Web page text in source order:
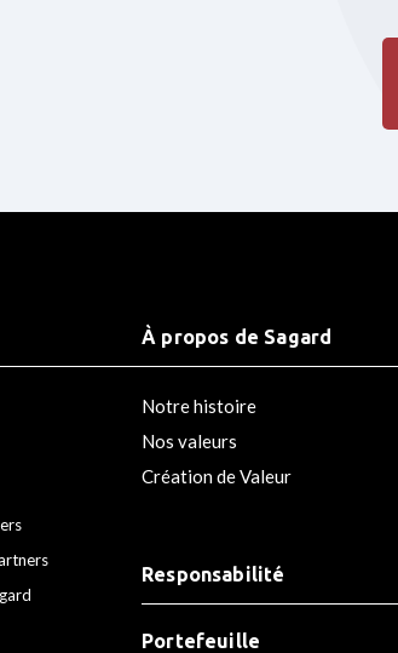
À propos de Sagard
Notre histoire
Nos valeurs
Création de Valeur
Responsabilité
Portefeuille